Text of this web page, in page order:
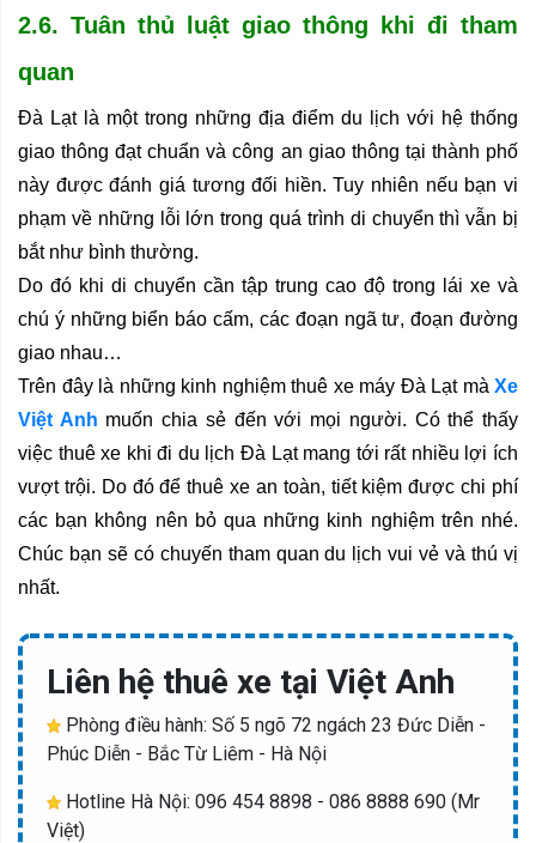
2.6. Tuân thủ luật giao thông khi đi tham
quan
Đà Lạt là một trong những địa điểm du lịch với hệ thống
giao thông đạt chuẩn và công an giao thông tại thành phố
này được đánh giá tương đối hiền. Tuy nhiên nếu bạn vi
phạm về những lỗi lớn trong quá trình di chuyển thì vẫn bị
bắt như bình thường.
Do đó khi di chuyển cần tập trung cao độ trong lái xe và
chú ý những biển báo cấm, các đoạn ngã tư, đoạn đường
giao nhau…
Trên đây là những kinh nghiệm thuê xe máy Đà Lạt mà Xe
Việt Anh muốn chia sẻ đến với mọi người. Có thể thấy
việc thuê xe khi đi du lịch Đà Lạt mang tới rất nhiều lợi ích
vượt trội. Do đó để thuê xe an toàn, tiết kiệm được chi phí
các bạn không nên bỏ qua những kinh nghiệm trên nhé.
Chúc bạn sẽ có chuyến tham quan du lịch vui vẻ và thú vị
nhất.
Liên hệ thuê xe tại Việt Anh
Phòng điều hành: Số 5 ngõ 72 ngách 23 Đức Diễn -
Phúc Diễn - Bắc Từ Liêm - Hà Nội
Hotline Hà Nội: 096 454 8898 - 086 8888 690 (Mr
Việt)